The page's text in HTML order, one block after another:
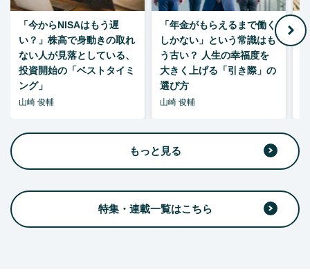
「今からNISAはもう遅
い？」株高で身動きの取れ
ない人が見落としている、
投資開始の「ベストタイミ
ング」
山崎 俊輔
「年金がもらえるまで働く
しかない」という常識はも
う古い？ 人生の幸福度を
大きく上げる「引き際」の
選び方
山崎 俊輔
もっと見る
特集・連載一覧はこちら